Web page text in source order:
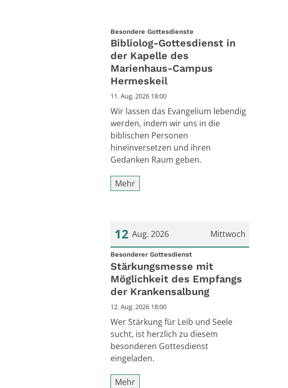
Besondere Gottesdienste
Bibliolog-Gottesdienst in
der Kapelle des
Marienhaus-Campus
Hermeskeil
11. Aug. 2026 18:00
Wir lassen das Evangelium lebendig
werden, indem wir uns in die
biblischen Personen
hineinversetzen und ihren
Gedanken Raum geben.
Mehr
Mittwoch
12 Aug. 2026
Datum: 12. August 2026
Besonderer Gottesdienst:
Stärkungsmesse mit
Möglichkeit des Empfangs
der Krankensalbung
12. Aug. 2026 18:00
Wer Stärkung für Leib und Seele
sucht, ist herzlich zu diesem
besonderen Gottesdienst
eingeladen.
Mehr